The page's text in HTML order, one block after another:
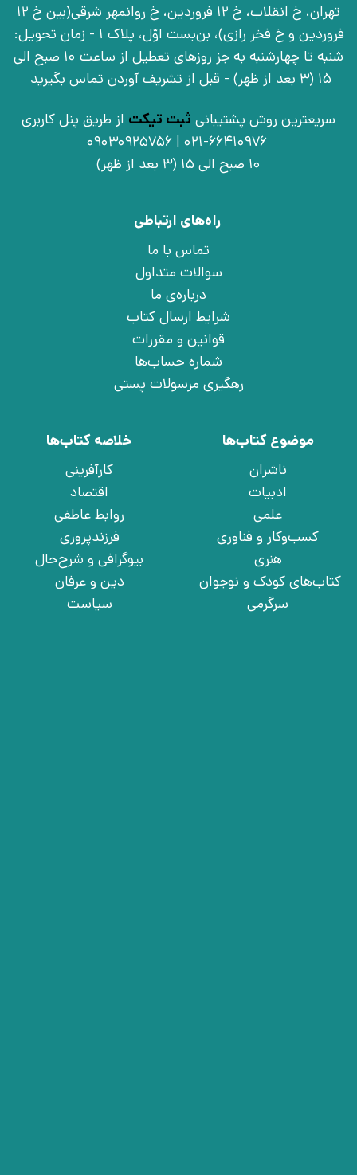
تهران، خ انقلاب، خ 12 فروردین، خ روانمهر شرقی(بین خ 12
فروردین و خ فخر رازی)، بن‌بست اوّل، پلاک 1 - زمان تحویل:
شنبه تا چهارشنبه به جز روزهای تعطیل از ساعت 10 صبح الی
15 (3 بعد از ظهر) - قبل از تشریف آوردن تماس بگیرید
سریعترین روش پشتیبانی ثبت تیکت از طریق پنل کاربری
021-66410976 | 09030925756
10 صبح الی 15 (3 بعد از ظهر)
راه‌های ارتباطی
تماس با ما
سوالات متداول
درباره‌ی ما
شرایط ارسال کتاب
قوانین و مقررات
شماره حساب‌ها
رهگیری مرسولات پستی
موضوع کتاب‌ها
ناشران
ادبیات
علمی
کسب‌وکار و فناوری
هنری
کتاب‌های کودک و نوجوان
سرگرمی
خلاصه کتاب‌ها
کارآفرینی
اقتصاد
روابط عاطفی
فرزندپروری
بیوگرافی و شرح‌حال
دین و عرفان
سیاست